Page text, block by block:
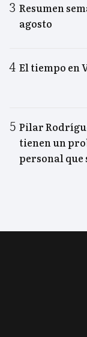
Resumen
agosto
El tiempo en
Pilar
tienen un
personal que